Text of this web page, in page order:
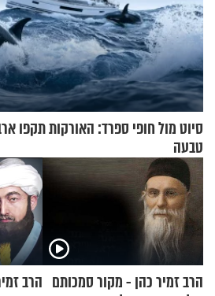
סיוט מול חופי ספרד: האורקות תקפו
טבעה
הרב זמיר כהן - מקור סמכותם הרב